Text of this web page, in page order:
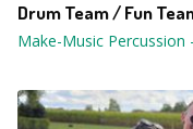
Drum Team / Fun
Make-Music Percussion -